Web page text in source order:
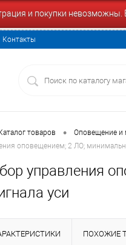
и покупки
Контакты
товаров • Оповещение и
оповещением; 2 ЛО;
управления
уси
ПОХОЖИЕ